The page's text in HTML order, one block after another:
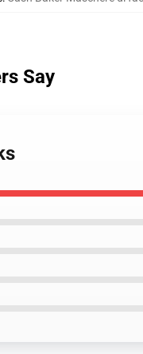
Say